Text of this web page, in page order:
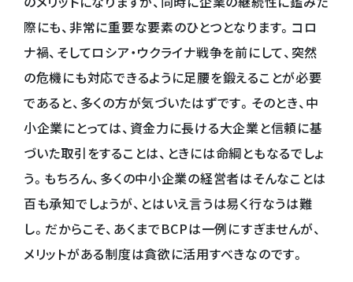
際にも、非常に重要な要素のひとつとなります。コロ
ナ禍、そしてロシア・ウクライナ戦争を前にして、突然
の危機にも対応できるように足腰を鍛えることが必要
であると、多くの方が気づいたはずです。そのとき、中
小企業にとっては、資金力に長ける大企業と信頼に基
づいた取引をすることは、ときには命綱ともなるでしょ
う。もちろん、多くの中小企業の経営者はそんなことは
百も承知でしょうが、とはいえ言うは易く行なうは難
し。だからこそ、あくまでBCPは一例にすぎませんが、
メリットがある制度は貪欲に活用すべきなのです。